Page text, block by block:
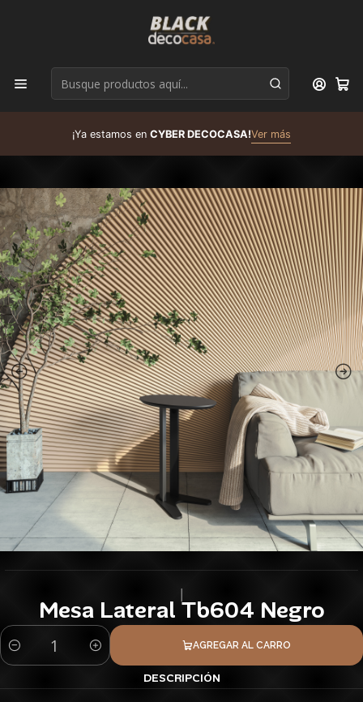
¡Ya estamos en CYBER DECOCASA!Ver más
Mesa Lateral Tb604 Negro
Cantidad
AGREGAR AL CARRO
DESCRIPCIÓN